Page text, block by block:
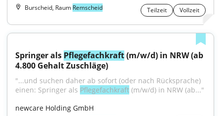
Burscheid, Raum Remscheid Teilzeit Vollzeit
Springer als Pflegefachkraft (m/w/d) in NRW (ab
4.800 Gehalt Zuschläge)
"...und suchen daher ab sofort (oder nach Rücksprache)
einen: Springer als Pflegefachkraft (m/w/d) in NRW (ab..."
newcare Holding GmbH